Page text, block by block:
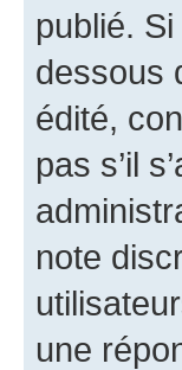
publié.
dessous
édité,
pas s’il
note
une